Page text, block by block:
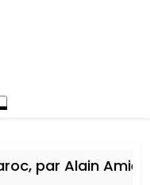
par Alain Amiel